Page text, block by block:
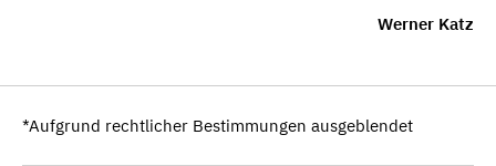
Werner Katz
*Aufgrund rechtlicher Bestimmungen ausgeblendet